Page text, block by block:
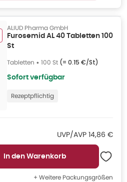
ALIUD Pharma GmbH
Furosemid AL 40 Tabletten 100
St
Tabletten • 100 St (= 0.15 €/St)
Sofort verfügbar
Rezeptpflichtig
UVP/AVP UVP/AVP
14,86 €
In den Warenkorb
+ Weitere Packungsgrößen